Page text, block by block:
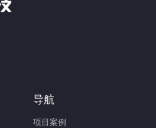
导航
项目案例